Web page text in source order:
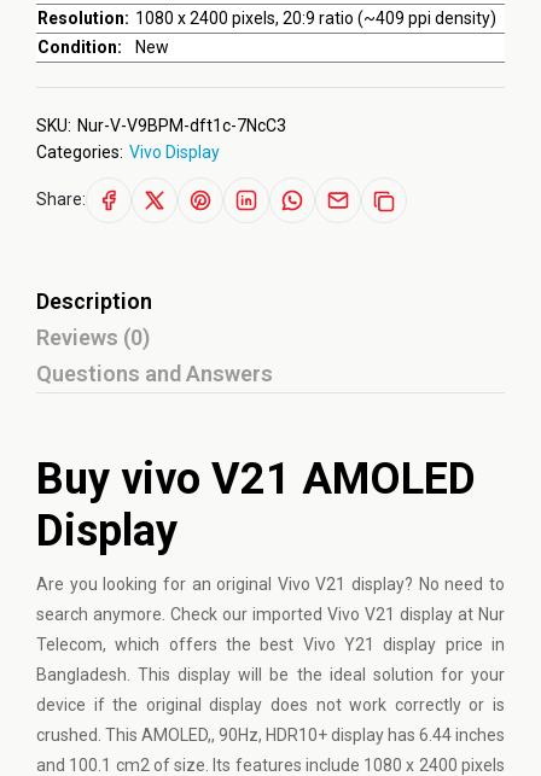
Resolution: 1080 x 2400 pixels, 20:9 ratio (~409 ppi density)
Condition:
New
SKU: Nur-V-V9BPM-dft1c-7NcC3
Categories: Vivo Display
Share:
Description
Reviews (0)
Questions and Answers
Buy vivo V21 AMOLED
Display
Are you looking for an original Vivo V21 display? No need to
search anymore. Check our imported Vivo V21 display at Nur
Telecom, which offers the best Vivo Y21 display price in
Bangladesh. This display will be the ideal solution for your
device if the original display does not work correctly or is
crushed. This AMOLED,, 90Hz, HDR10+ display has 6.44 inches
and 100.1 cm2 of size. Its features include 1080 x 2400 pixels